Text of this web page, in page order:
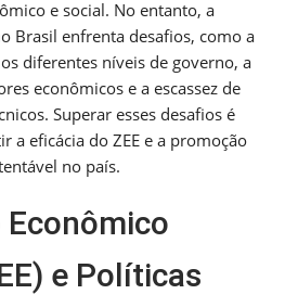
e social. No entanto, a
Brasil enfrenta desafios, como a
diferentes níveis de governo, a
econômicos e a escassez de
Superar esses desafios é
a eficácia do ZEE e a promoção
no país.
e Políticas